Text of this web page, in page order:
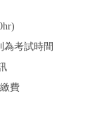
為考試時間
費